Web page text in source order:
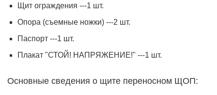
Щит ограждения ---1 шт.
Опора (съемные ножки) ---2 шт.
Паспорт ---1 шт.
Плакат "СТОЙ! НАПРЯЖЕНИЕ!" ---1 шт.
Основные сведения о щите переносном ЩОП: